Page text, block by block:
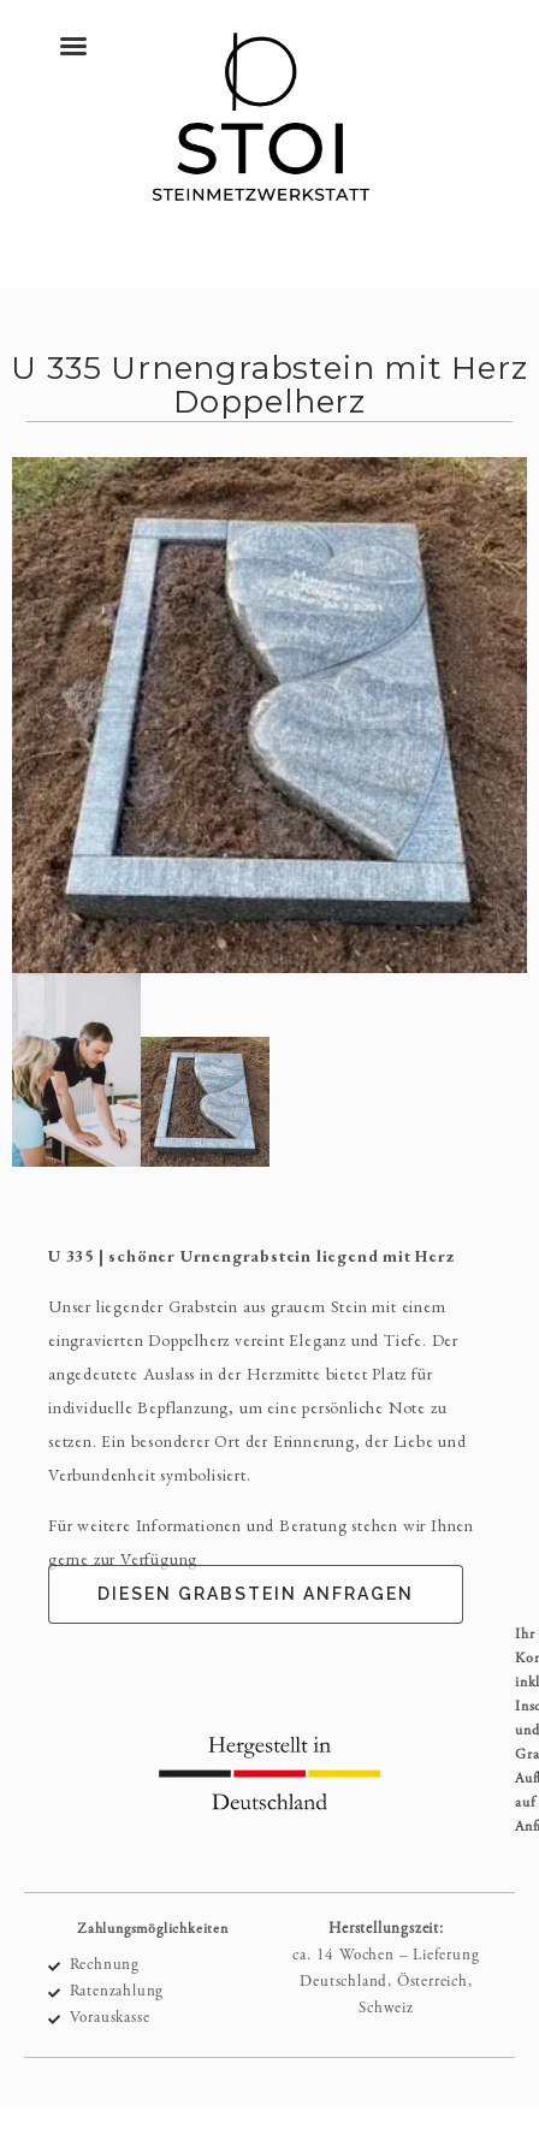
U 335 Urnengrabstein mit Herz
Doppelherz
U 335 | schöner Urnengrabstein liegend mit Herz
Unser liegender Grabstein aus grauem Stein mit einem
eingravierten Doppelherz vereint Eleganz und Tiefe. Der
angedeutete Auslass in der Herzmitte bietet Platz für
individuelle Bepflanzung, um eine persönliche Note zu
setzen. Ein besonderer Ort der Erinnerung, der Liebe und
Verbundenheit symbolisiert.
Für weitere Informationen und Beratung stehen wir Ihnen
gerne zur Verfügung
DIESEN GRABSTEIN ANFRAGEN
Ihr
und
auf
Zahlungsmöglichkeiten
Rechnung
Ratenzahlung
Vorauskasse
Herstellungszeit:
ca. 14 Wochen – Lieferung
Deutschland, Österreich,
Schweiz